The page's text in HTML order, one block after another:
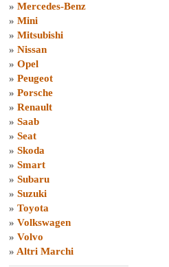
» Mercedes-Benz
» Mini
» Mitsubishi
» Nissan
» Opel
» Peugeot
» Porsche
» Renault
» Saab
» Seat
» Skoda
» Smart
» Subaru
» Suzuki
» Toyota
» Volkswagen
» Volvo
» Altri Marchi